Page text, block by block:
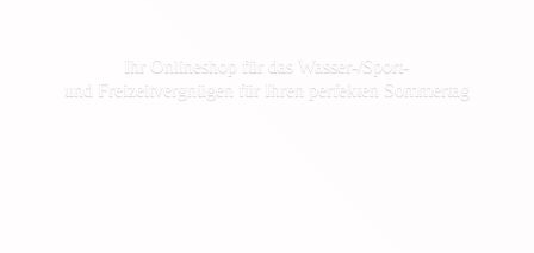
Ihr Onlineshop für das Wasser-/Sport-
und Freizeitvergnügen für Ihren perfekten Sommertag